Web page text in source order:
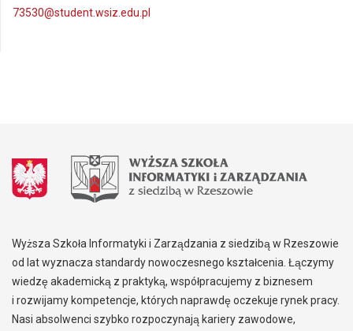
73530@student.wsiz.edu.pl
Wyższa Szkoła Informatyki i Zarządzania z siedzibą w Rzeszowie
od lat wyznacza standardy nowoczesnego kształcenia. Łączymy
wiedzę akademicką z praktyką, współpracujemy z biznesem
i rozwijamy kompetencje, których naprawdę oczekuje rynek pracy.
Nasi absolwenci szybko rozpoczynają kariery zawodowe,